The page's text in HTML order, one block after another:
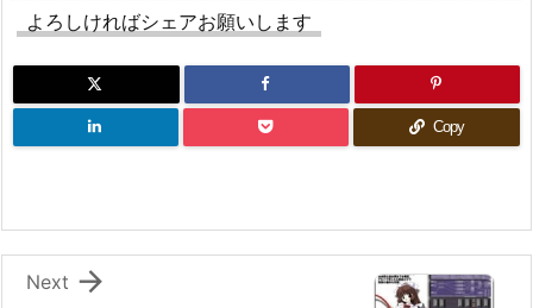
よろしければシェアお願いします
Copy

Next